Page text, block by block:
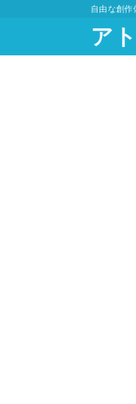
自由な創作
ア